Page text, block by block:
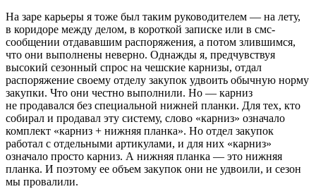
На заре карьеры я тоже был таким руководителем — на лету,
в коридоре между делом, в короткой записке или в смс-
сообщении отдававшим распоряжения, а потом злившимся,
что они выполнены неверно. Однажды я, предчувствуя
высокий сезонный спрос на чешские карнизы, отдал
распоряжение своему отделу закупок удвоить обычную норму
закупки. Что они честно выполнили. Но — карниз
не продавался без специальной нижней планки. Для тех, кто
собирал и продавал эту систему, слово «карниз» означало
комплект «карниз + нижняя планка». Но отдел закупок
работал с отдельными артикулами, и для них «карниз»
означало просто карниз. А нижняя планка — это нижняя
планка. И поэтому ее объем закупок они не удвоили, и сезон
мы провалили.